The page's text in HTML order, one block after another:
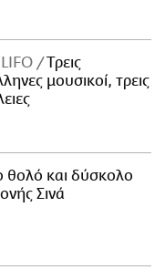
LIFO
Tρεις
μουσικοί, τρεις
θολό και δύσκολο
Σινά